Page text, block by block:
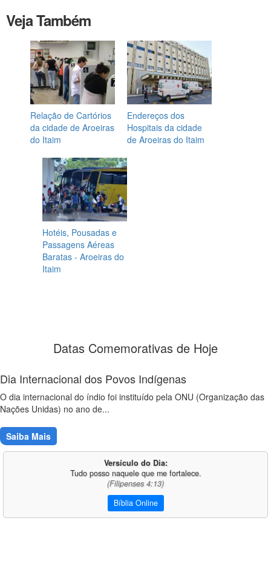
Veja Também
Relação de Cartórios
da cidade de Aroeiras
do Itaim
Endereços dos
Hospitais da cidade
de Aroeiras do Itaim
Hotéis, Pousadas e
Passagens Aéreas
Baratas - Aroeiras do
Itaim
Datas Comemorativas de Hoje
Dia Internacional dos Povos Indígenas
O dia internacional do índio foi instituído pela ONU (Organização das
Nações Unidas) no ano de...
Saiba Mais
Versículo do Dia:
Tudo posso naquele que me fortalece.
(Filipenses 4:13)
Bíblia Online